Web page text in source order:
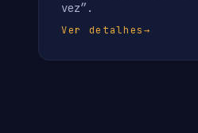
vez”.
Ver detalhes→